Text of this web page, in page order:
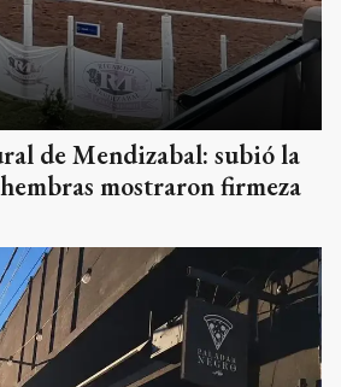
de Mendizabal: subió la
mostraron firmeza